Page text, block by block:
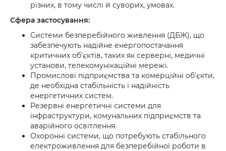
різних, в тому числі й суворих, умовах.
Сфера застосування:
Системи безперебійного живлення (ДБЖ), що
забезпечують надійне енергопостачання
критичних об'єктів, таких як серверні, медичні
установи, телекомунікаційні мережі.
Промислові підприємства та комерційні об'єкти,
де необхідна стабільність і надійність
енергетичних систем.
Резервні енергетичні системи для
інфраструктури, комунальних підприємств та
аварійного освітлення.
Охоронні системи, що потребують стабільного
електроживлення для безперебійної роботи в